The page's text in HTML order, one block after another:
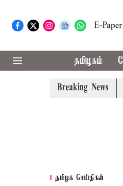
E-Paper
தமிழகம்
Breaking News
நீதிமன்றம் பிடிவாராண்ட்
தமிழக செய்திகள்